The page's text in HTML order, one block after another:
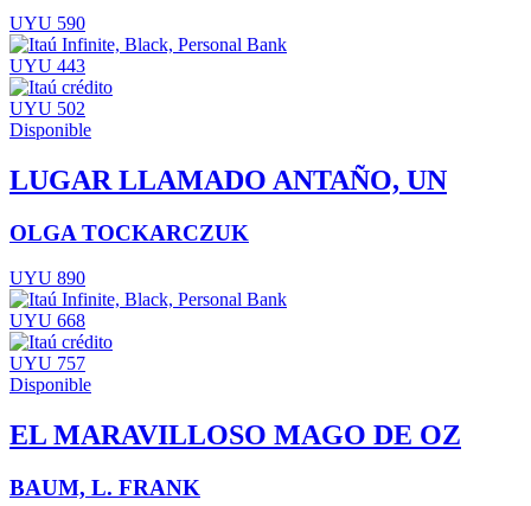
UYU 590
UYU 443
UYU 502
Disponible
LUGAR LLAMADO ANTAÑO, UN
OLGA TOCKARCZUK
UYU 890
UYU 668
UYU 757
Disponible
EL MARAVILLOSO MAGO DE OZ
BAUM, L. FRANK